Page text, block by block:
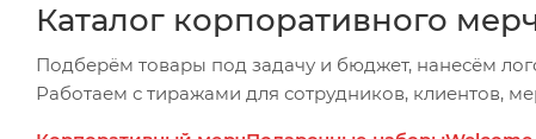
Каталог корпоративного
Подберём товары под задачу и бюджет, нанесём
Работаем с тиражами для сотрудников, клиентов,